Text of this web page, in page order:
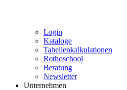
Login
Kataloge
Tabellenkalkulationen
Rothoschool
Beratung
Newsletter
Unternehmen